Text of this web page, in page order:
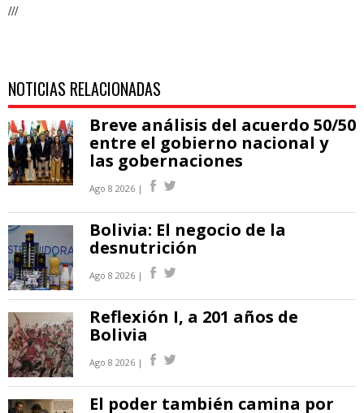
///
NOTICIAS RELACIONADAS
Breve análisis del acuerdo 50/50
entre el gobierno nacional y
las gobernaciones
Ago 8 2026 |
Bolivia: El negocio de la
desnutrición
Ago 8 2026 |
Reflexión I, a 201 años de
Bolivia
Ago 8 2026 |
El poder también camina por